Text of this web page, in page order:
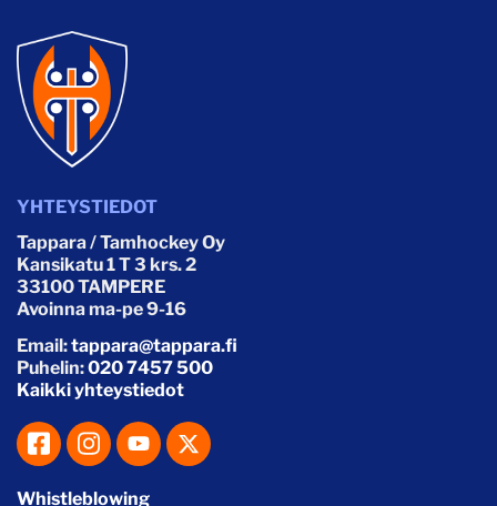
YHTEYSTIEDOT
Tappara / Tamhockey Oy
Kansikatu 1 T 3 krs. 2
33100 TAMPERE
Avoinna ma-pe 9-16
Email:tappara@tappara.fi
Puhelin:020 7457 500
Kaikki yhteystiedot
Whistleblowing